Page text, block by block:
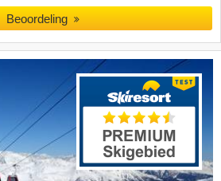
Beoordeling